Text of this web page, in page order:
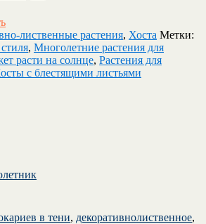
лиственные растения, Хоста Метки:
, Многолетние растения для
расти на солнце, Растения для
с блестящими листьями
в тени, декоративнолиственное,